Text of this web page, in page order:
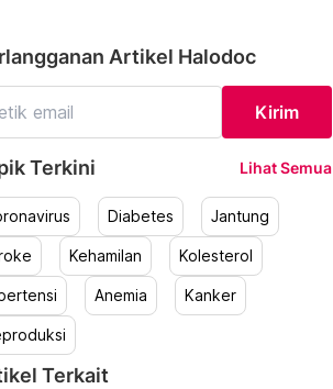
Artikel Halodoc
Kirim
Terkini Lihat Semua
Diabetes Jantung
Kehamilan Kolesterol
Anemia Kanker
Terkait